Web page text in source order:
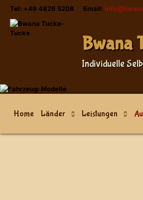
Tel: +49 4826 5208 Email:
Bwana
Individuelle
Home Länder Leistungen